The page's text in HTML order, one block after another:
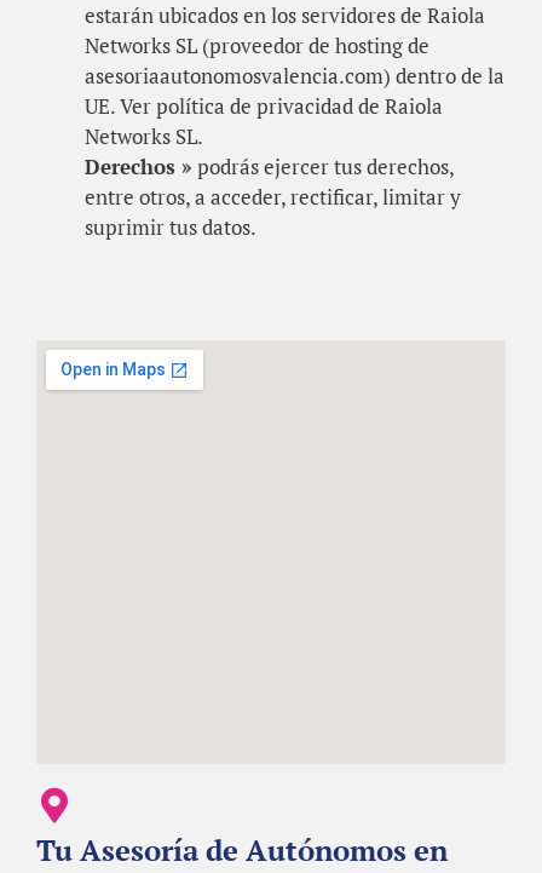
estarán ubicados en los servidores de Raiola
Networks SL (proveedor de hosting de
asesoriaautonomosvalencia.com) dentro de la
UE. Ver política de privacidad de Raiola
Networks SL.
Derechos » podrás ejercer tus derechos,
entre otros, a acceder, rectificar, limitar y
suprimir tus datos.
Tu Asesoría de Autónomos en